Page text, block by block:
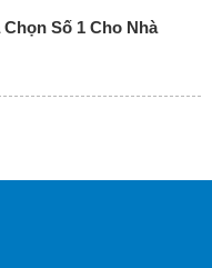
Số 1 Cho Nhà